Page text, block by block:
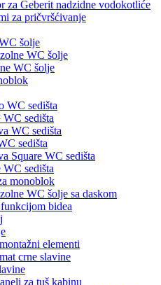
za Geberit nadzidne vodokotliće
za pričvršćivanje
šolje
WC šolje
WC šolje
WC sedišta
WC sedišta
WC sedišta
sedišta
Square WC sedišta
sedišta
monoblok
WC šolje sa daskom
bidea
elementi
crne slavine
za tuš kabinu